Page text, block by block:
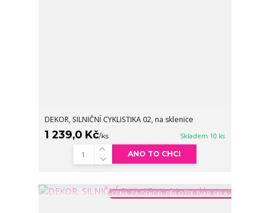
DEKOR, SILNIČNÍ CYKLISTIKA 02, na sklenice
1 239,0 Kč/ks Skladem 10 ks
ANO TO CHCI
CENA ZA DEKOR, PŘILOŽTE TVAR SKLA